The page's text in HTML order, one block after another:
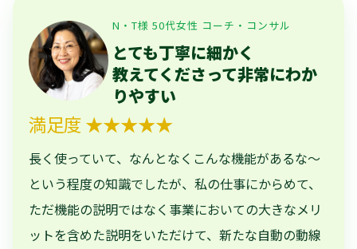
N・T様 50代女性 コーチ・コンサル
とても丁寧に細かく
教えてくださって非常にわか
りやすい
満足度 ★★★★★
長く使っていて、なんとなくこんな機能があるな～
という程度の知識でしたが、私の仕事にからめて、
ただ機能の説明ではなく事業においての大きなメリ
ットを含めた説明をいただけて、新たな自動の動線